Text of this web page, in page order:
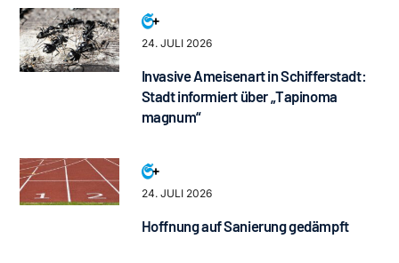
24. JULI 2026
Invasive Ameisenart in Schifferstadt:
Stadt informiert über „Tapinoma
magnum“
24. JULI 2026
Hoffnung auf Sanierung gedämpft